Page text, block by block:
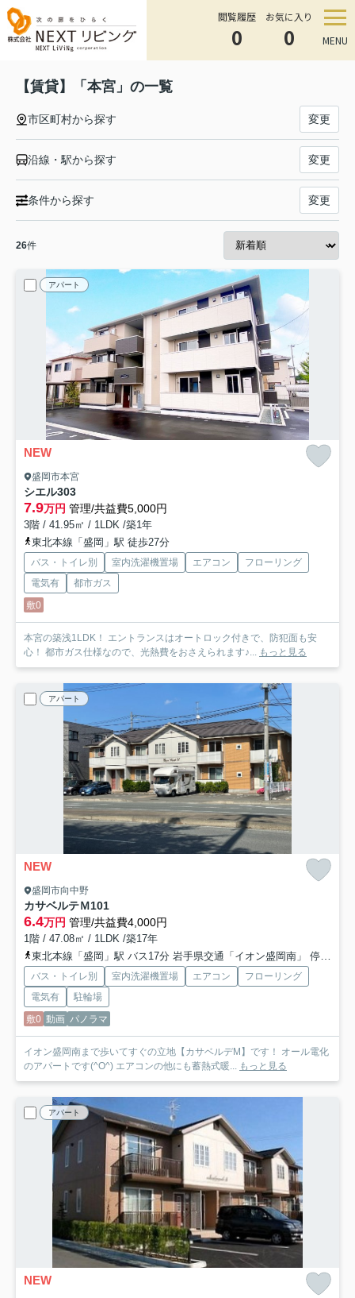
閲覧履歴
0
お気に入り
0 MENU
【賃貸】「本宮」の一覧
市区町村から探す 変更
沿線・駅から探す 変更
条件から探す 変更
26件
アパート
NEW
盛岡市本宮
シエル303
7.9万円 管理/共益費5,000円
3階 / 41.95㎡ / 1LDK /築1年
東北本線「盛岡」駅 徒歩27分
バス・トイレ別 室内洗濯機置場 エアコン
フローリング
電気有
都市ガス
敷0
本宮の築浅1LDK！ エントランスはオートロック付きで、防犯面も安
心！ 都市ガス仕様なので、光熱費をおさえられます♪... もっと見る
アパート
NEW
盛岡市向中野
カサベルテＭ101
6.4万円 管理/共益費4,000円
1階 / 47.08㎡ / 1LDK /築17年
東北本線「盛岡」駅 バス17分 岩手県交通「イオン盛岡南」 停歩2分
バス・トイレ別 室内洗濯機置場 エアコン
フローリング
電気有
駐輪場
敷0 動画 パノラマ
イオン盛岡南まで歩いてすぐの立地【カサベルデM】です！ オール電化
のアパートです(^O^) エアコンの他にも蓄熱式暖... もっと見る
アパート
NEW